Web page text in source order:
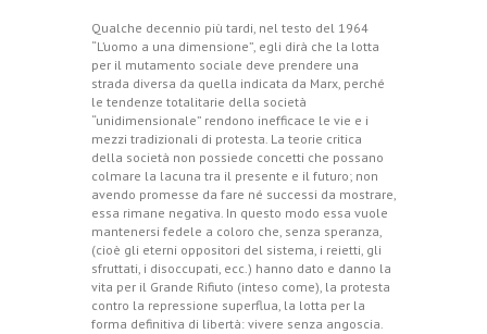
Qualche decennio più tardi, nel testo del 1964
“L’uomo a una dimensione”, egli dirà che la lotta
per il mutamento sociale deve prendere una
strada diversa da quella indicata da Marx, perché
le tendenze totalitarie della società
“unidimensionale” rendono inefficace le vie e i
mezzi tradizionali di protesta. La teorie critica
della società non possiede concetti che possano
colmare la lacuna tra il presente e il futuro; non
avendo promesse da fare né successi da mostrare,
essa rimane negativa. In questo modo essa vuole
mantenersi fedele a coloro che, senza speranza,
(cioè gli eterni oppositori del sistema, i reietti, gli
sfruttati, i disoccupati, ecc.) hanno dato e danno la
vita per il Grande Rifiuto (inteso come), la protesta
contro la repressione superflua, la lotta per la
forma definitiva di libertà: vivere senza angoscia.